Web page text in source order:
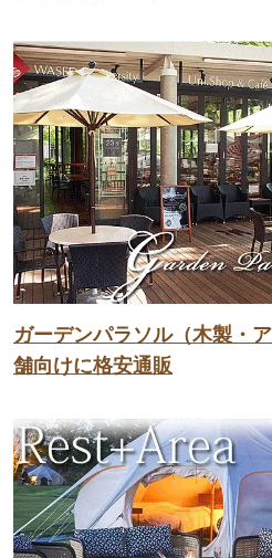
ガーデンパラソル（木製・
舗向けに格安通販